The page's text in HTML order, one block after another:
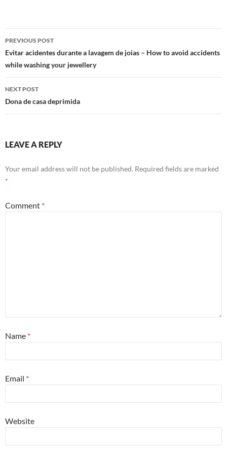
Post
navigation
PREVIOUS POST
Evitar acidentes durante a lavagem de joias – How to avoid accidents
while washing your jewellery
NEXT POST
Dona de casa deprimida
LEAVE A REPLY
Your email address will not be published. Required fields are marked
*
Comment *
Name *
Email *
Website